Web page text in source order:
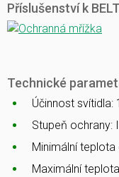
Příslušenství k
Technické
Účinnost svítidla:
Stupeň ochrany:
Minimální teplota
Maximální